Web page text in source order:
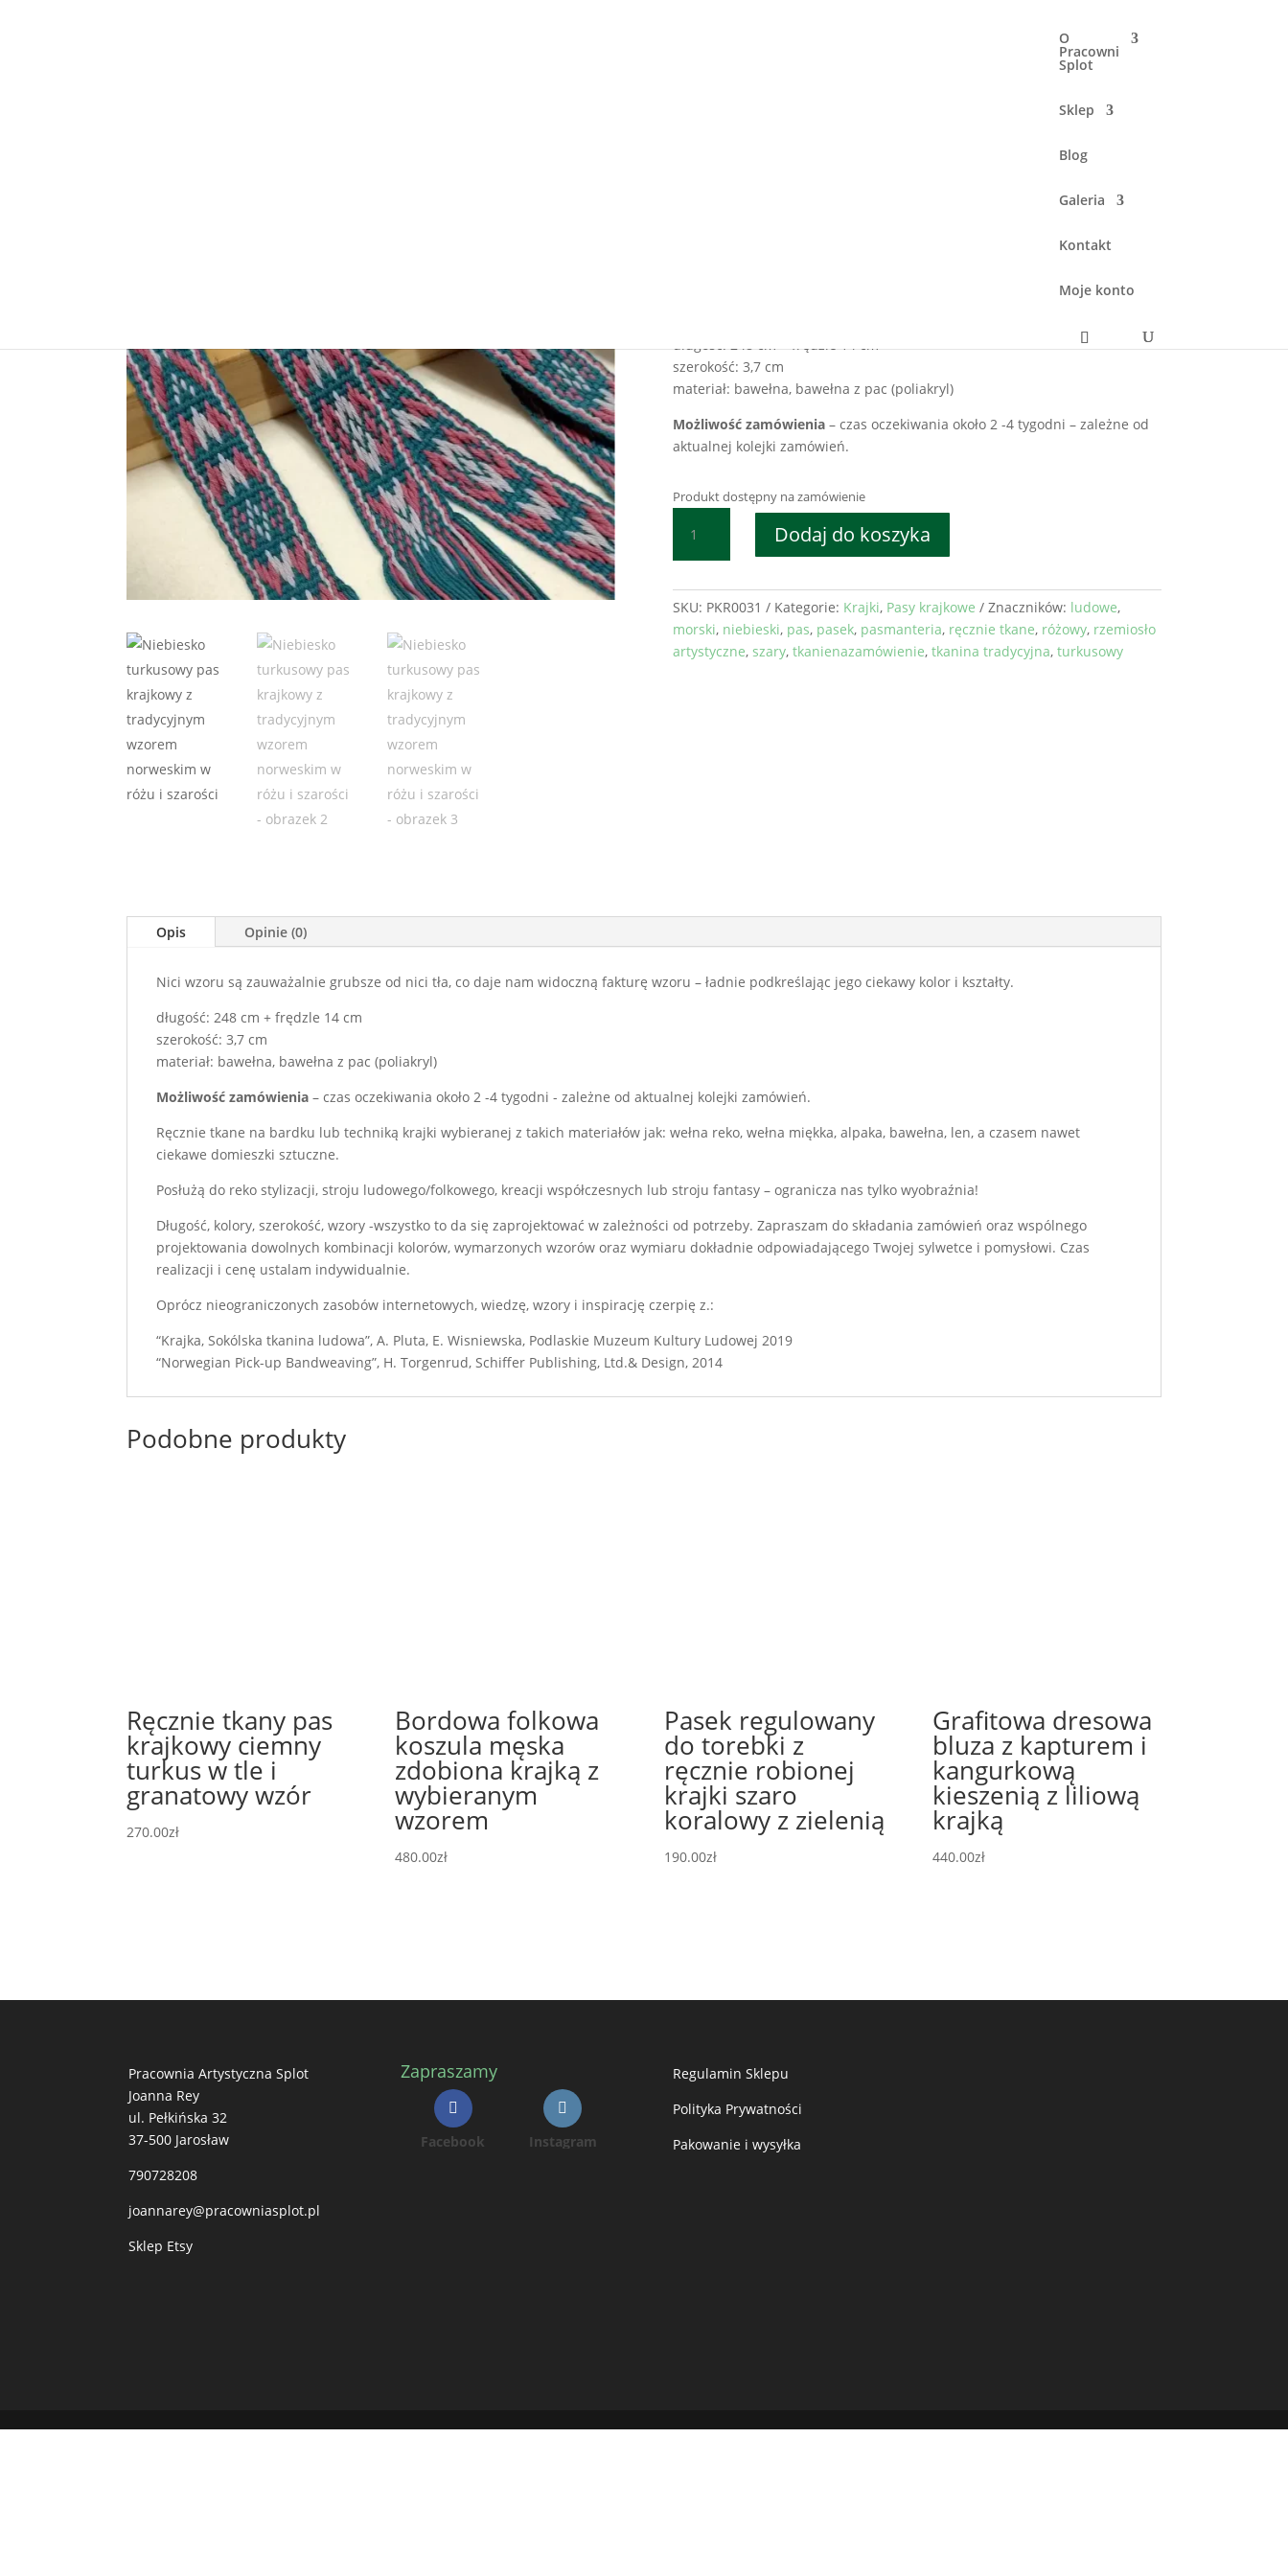
O
Pracowni
Splot
Sklep
Blog
Galeria
Kontakt
Moje konto
Niebiesko turkusowy pas krajkowy z
tradycyjnym wzorem norweskim w
Nici wzoru są zauważalnie grubsze od nici tła, co daje nam widoczną
długość: 248 cm + frędzle 14 cm
szerokość: 3,7 cm
materiał: bawełna, bawełna z pac (poliakryl)
Możliwość zamówienia– czas oczekiwania około 2 -4 tygodni – zależne od
aktualnej kolejki zamówień.
Produkt dostępny na zamówienie
Niebiesko
turkusowy
krajkowy
z
tradycyjnym
Dodaj do koszyka
SKU: PKR0031 Kategorie: Krajki, Pasy krajkowe Znaczników: ludowe,
morski, niebieski, pas, pasek, pasmanteria, ręcznie tkane, różowy, rzemiosło
artystyczne, szary, tkanienazamówienie, tkanina tradycyjna, turkusowy
Opis Opinie (0)
Nici wzoru są zauważalnie grubsze od nici tła, co daje nam widoczną fakturę wzoru – ładnie podkreślając jego ciekawy kolor i kształty.
długość: 248 cm + frędzle 14 cm
szerokość: 3,7 cm
materiał: bawełna, bawełna z pac (poliakryl)
Możliwość zamówienia – czas oczekiwania około 2 -4 tygodni - zależne od aktualnej kolejki zamówień.
Ręcznie tkane na bardku lub techniką krajki wybieranej z takich materiałów jak: wełna reko, wełna miękka, alpaka, bawełna, len, a czasem nawet
ciekawe domieszki sztuczne.
Posłużą do reko stylizacji, stroju ludowego/folkowego, kreacji współczesnych lub stroju fantasy – ogranicza nas tylko wyobraźnia!
Długość, kolory, szerokość, wzory -wszystko to da się zaprojektować w zależności od potrzeby. Zapraszam do składania zamówień oraz wspólnego
projektowania dowolnych kombinacji kolorów, wymarzonych wzorów oraz wymiaru dokładnie odpowiadającego Twojej sylwetce i pomysłowi. Czas
realizacji i cenę ustalam indywidualnie.
Oprócz nieograniczonych zasobów internetowych, wiedzę, wzory i inspirację czerpię z.:
“Krajka, Sokólska tkanina ludowa”, A. Pluta, E. Wisniewska, Podlaskie Muzeum Kultury Ludowej 2019
“Norwegian Pick-up Bandweaving”, H. Torgenrud, Schiffer Publishing, Ltd.& Design, 2014
Podobne produkty
Ręcznie tkany pas
krajkowy ciemny
turkus w tle i
granatowy wzór
270.00zł
Bordowa folkowa
koszula męska
zdobiona krajką z
wybieranym
wzorem
480.00zł
Pasek regulowany
do torebki z
ręcznie robionej
krajki szaro
koralowy z zielenią
190.00zł
Grafitowa dresowa
bluza z kapturem i
kangurkową
kieszenią z liliową
krajką
440.00zł
Pracownia Artystyczna Splot
Joanna Rey
ul. Pełkińska 32
37-500 Jarosław
790728208
joannarey@pracowniasplot.pl
Sklep Etsy
Zapraszamy
Facebook Instagram
Regulamin Sklepu
Polityka Prywatności
Pakowanie i wysyłka